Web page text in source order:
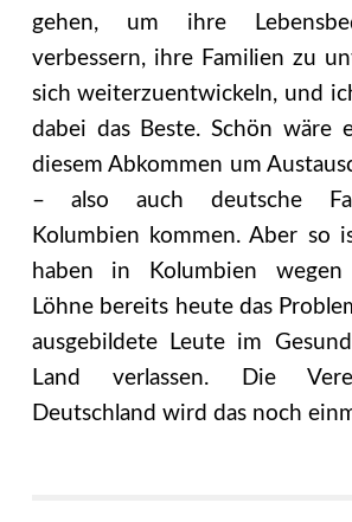
gehen, um ihre
verbessern, ihre Familien zu
sich weiterzuentwickeln, und
dabei das Beste. Schön wäre
diesem Abkommen um
– also auch deutsche
Kolumbien kommen. Aber so
haben in Kolumbien
Löhne bereits heute das
ausgebildete Leute im
Land verlassen. Die
Deutschland wird das noch